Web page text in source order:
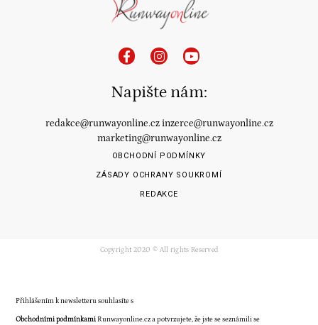
Napište nám:
redakce@runwayonline.cz inzerce@runwayonline.cz
marketing@runwayonline.cz
OBCHODNÍ PODMÍNKY
ZÁSADY OCHRANY SOUKROMÍ
REDAKCE
Přihlášením k newsletteru souhlasíte s
Obchodními podmínkamiRunwayonline.cz a potvrzujete, že jste se seznámili se
Copyright 2020 © All rights Reserved